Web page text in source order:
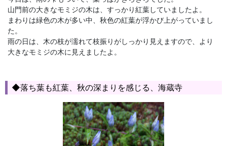
山門前の大きなモミジの木は、すっかり紅葉していましたよ。
まわりは緑色の木が多い中、秋色の紅葉が浮かび上がっていまし
た。
雨の日は、木の枝が濡れて枝振りがしっかり見えますので、より
大きなモミジの木に見えましたよ。
◆落ち葉も紅葉、秋の深まりを感じる、海蔵寺